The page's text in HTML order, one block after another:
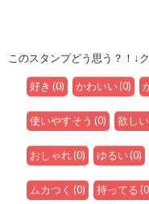
このスタンプどう思う？！↓
好き (0) かわいい(0)
使いやすそう (0) 欲しい
おしゃれ(0) ゆるい(0)
ムカつく (0) 持ってる(0